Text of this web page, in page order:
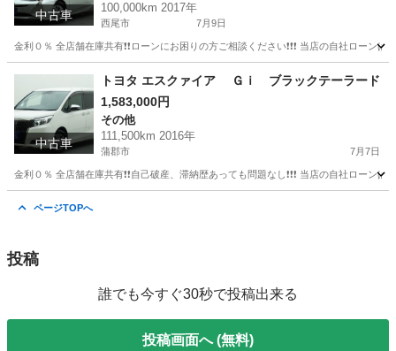
中古車
100,000km 2017年
西尾市 7月9日
金利０％ 全店舗在庫共有❗️❗️ローンにお困りの方ご相談ください❗️❗️❗️ 当店の自社ロ
愛知 西尾市 プリウス
中古車
トヨタ エスクァイア Ｇｉ ブラックテーラード
1,583,000円
その他
111,500km 2016年
蒲郡市 7月7日
金利０％ 全店舗在庫共有❗️❗️自己破産、滞納歴あっても問題なし❗️❗️❗️ 当店の自社ロ
ページTOPへ
投稿
誰でも今すぐ30秒で投稿出来る
投稿画面へ (無料)